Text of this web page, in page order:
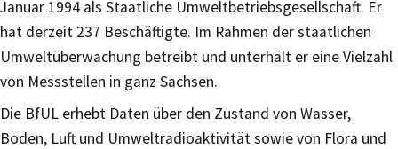
Januar 1994 als Staatliche Umweltbetriebsgesellschaft. Er
hat derzeit 237 Beschäftigte. Im Rahmen der staatlichen
Umweltüberwachung betreibt und unterhält er eine Vielzahl
von Messstellen in ganz Sachsen.
Die BfUL erhebt Daten über den Zustand von Wasser,
Boden, Luft und Umweltradioaktivität sowie von Flora und